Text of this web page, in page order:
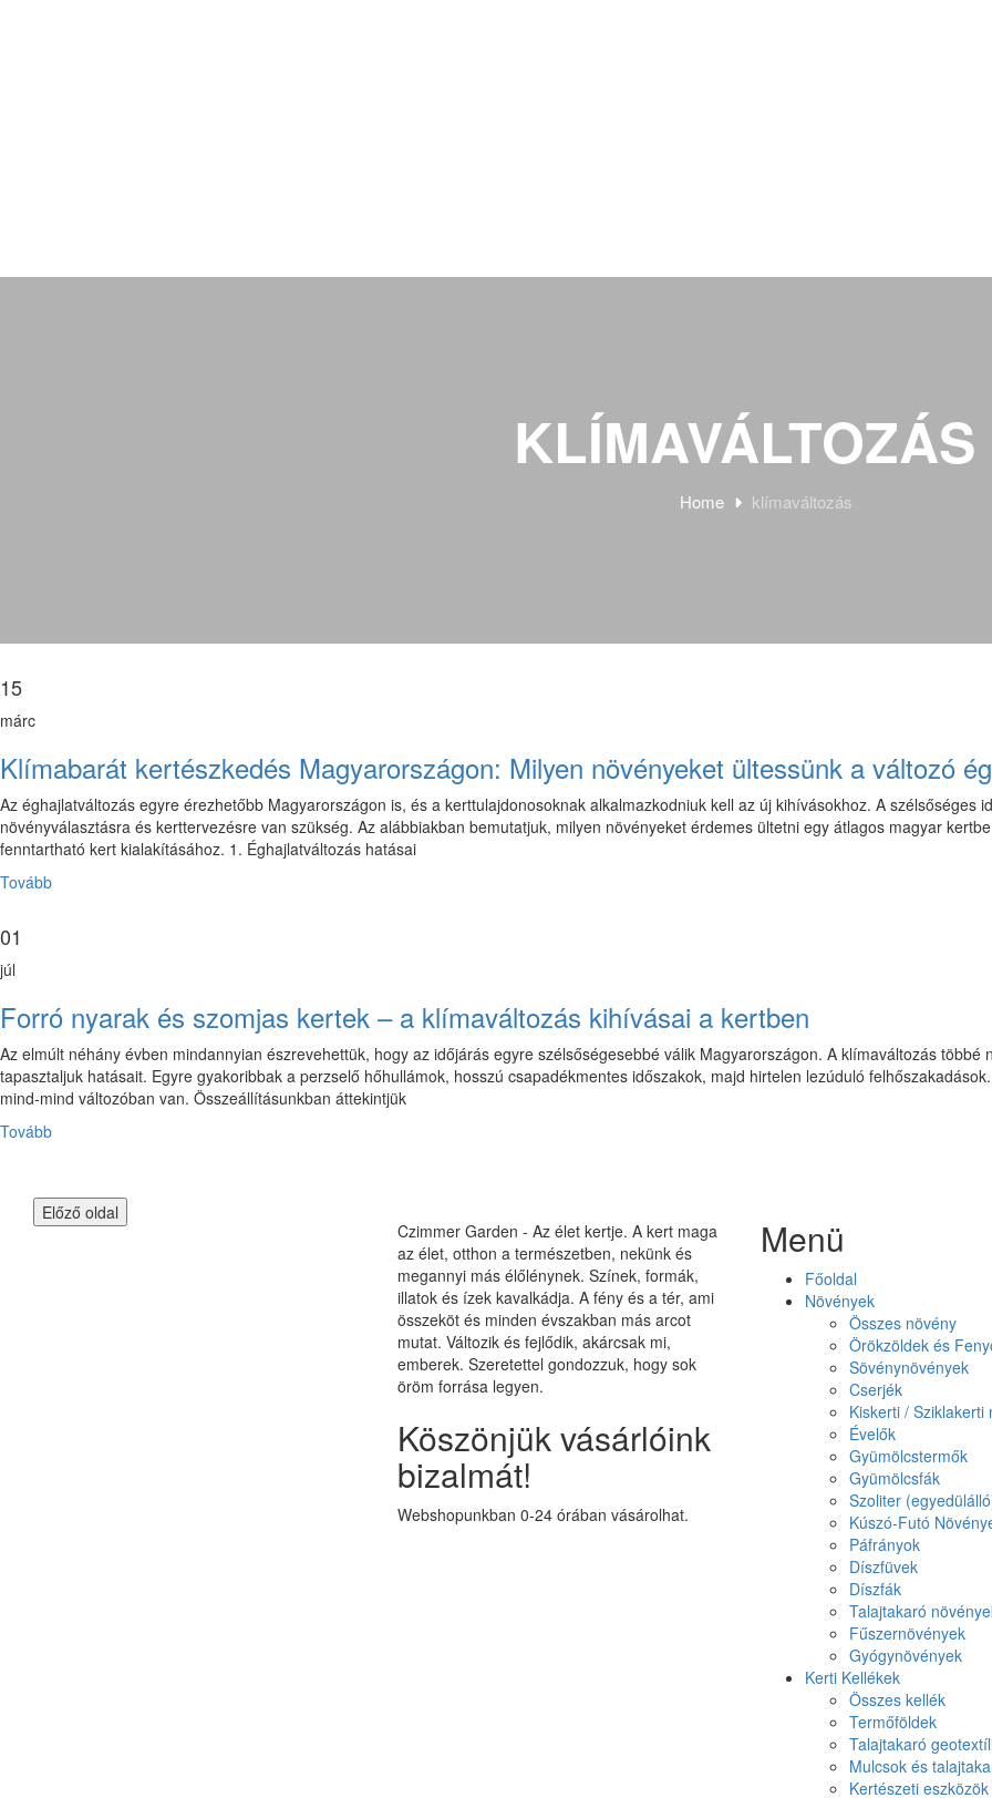
KLÍMAVÁLTOZÁS
Home klímaváltozás
15
márc
Klímabarát kertészkedés Magyarországon: Milyen növényeket ültessünk a változó
Az éghajlatváltozás egyre érezhetőbb Magyarországon is, és a kerttulajdonosoknak alkalmazkodniuk kell az új kihívásokhoz. A szélsőséges
növényválasztásra és kerttervezésre van szükség. Az alábbiakban bemutatjuk, milyen növényeket érdemes ültetni egy átlagos magyar
fenntartható kert kialakításához. 1. Éghajlatváltozás hatásai
Tovább
01
júl
Forró nyarak és szomjas kertek – a klímaváltozás kihívásai a kertben
Az elmúlt néhány évben mindannyian észrevehettük, hogy az időjárás egyre szélsőségesebbé válik Magyarországon. A klímaváltozás
tapasztaljuk hatásait. Egyre gyakoribbak a perzselő hőhullámok, hosszú csapadékmentes időszakok, majd hirtelen lezúduló
mind-mind változóban van. Összeállításunkban áttekintjük
Tovább
Czimmer Garden - Az élet kertje. A kert maga
az élet, otthon a természetben, nekünk és
megannyi más élőlénynek. Színek, formák,
illatok és ízek kavalkádja. A fény és a tér, ami
összeköt és minden évszakban más arcot
mutat. Változik és fejlődik, akárcsak mi,
emberek. Szeretettel gondozzuk, hogy sok
öröm forrása legyen.
Köszönjük vásárlóink
bizalmát!
Webshopunkban 0-24 órában vásárolhat.
Menü
Főoldal
Növények
Összes növény
Örökzöldek és
Sövénynövények
Cserjék
Kiskerti / Sziklakerti
Évelők
Gyümölcstermők
Gyümölcsfák
Szoliter
Kúszó-Futó
Páfrányok
Díszfüvek
Díszfák
Talajtakaró
Fűszernövények
Gyógynövények
Kerti Kellékek
Összes kellék
Termőföldek
Talajtakaró
Mulcsok és
Kertészeti eszközök